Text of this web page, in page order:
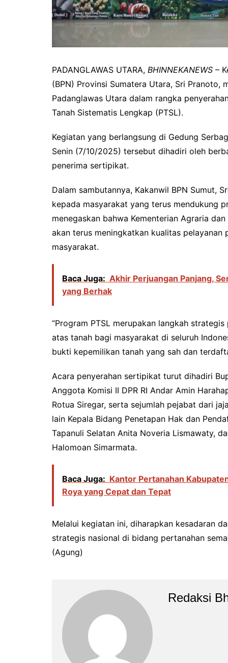
PADANGLAWAS UTARA, BHINNEKANEWS –
(BPN) Provinsi Sumatera Utara, Sri Pranoto,
Padanglawas Utara dalam rangka
Tanah Sistematis Lengkap (PTSL).
Kegiatan yang berlangsung di Gedung
Senin (7/10/2025) tersebut dihadiri oleh
penerima sertipikat.
Dalam sambutannya, Kakanwil BPN Sumut,
kepada masyarakat yang terus mendukung
menegaskan bahwa Kementerian Agraria
akan terus meningkatkan kualitas
masyarakat.
Baca Juga: Akhir Perjuangan Panjang,
yang Berhak
“Program PTSL merupakan langkah
atas tanah bagi masyarakat di seluruh
bukti kepemilikan tanah yang sah dan
Acara penyerahan sertipikat turut dihadiri
Anggota Komisi II DPR RI Andar Amin
Rotua Siregar, serta sejumlah pejabat dari
lain Kepala Bidang Penetapan Hak dan
Tapanuli Selatan Anita Noveria Lismawaty,
Halomoan Simarmata.
Baca Juga: Kantor Pertanahan
Roya yang Cepat dan Tepat
Melalui kegiatan ini, diharapkan kesadaran
strategis nasional di bidang pertanahan
(Agung)
Redaksi